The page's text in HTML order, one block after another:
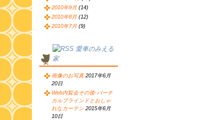
2010年9月 (14)
2010年8月 (12)
2010年7月 (9)
愛車のみえる
家
画像のお写真 2017年6月
20日
Web内覧会その後-バーチ
カルブラインドとおしゃ
れなカーテン 2015年6月
10日